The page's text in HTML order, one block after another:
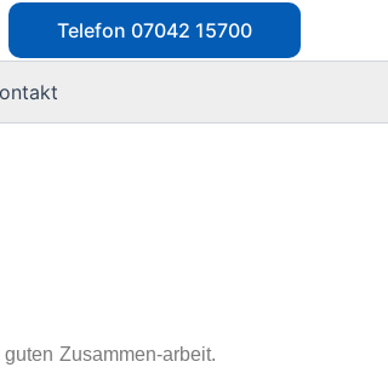
Telefon 07042 15700
Zusammen-arbeit.